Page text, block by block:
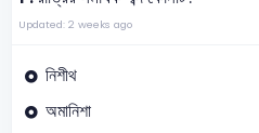
Updated: 2 weeks ago
নিশীথ
অমানিশা